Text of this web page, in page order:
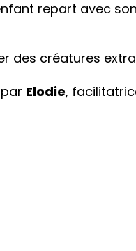
repart avec
des créatures
Elodie,